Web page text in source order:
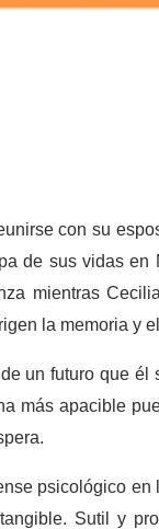
con su
de sus vidas
mientras
la memoria y
un futuro que él
más apacible
psicológico
Sutil y